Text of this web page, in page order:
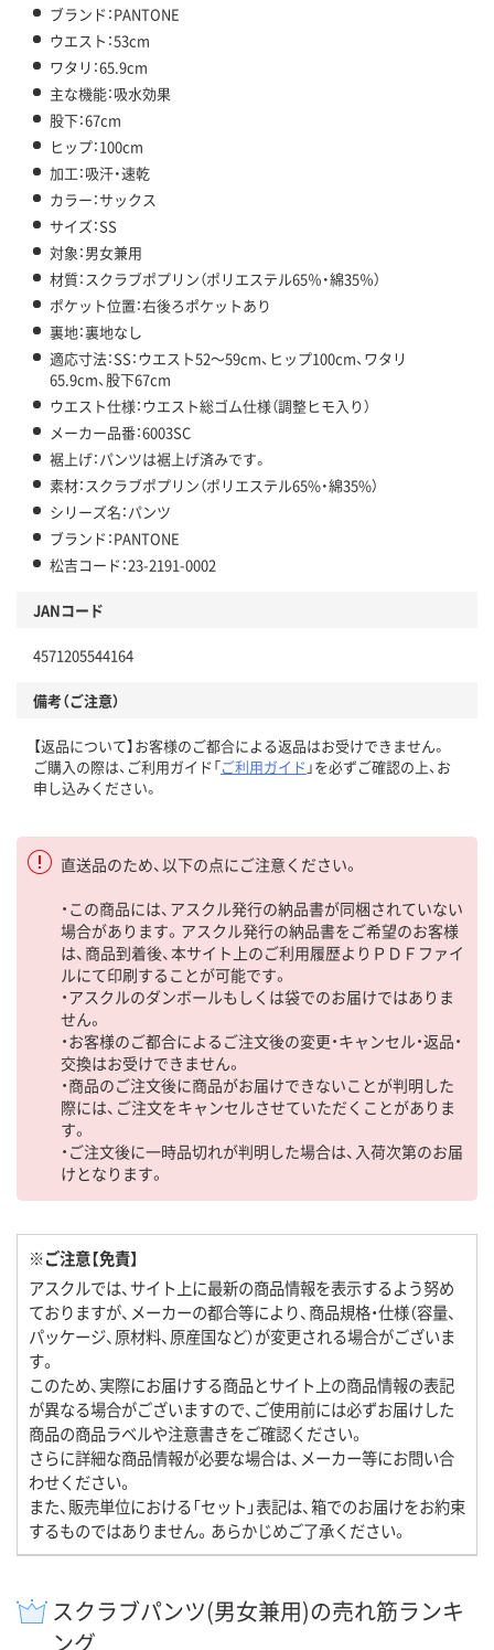
ブランド：PANTONE
ウエスト：53cm
ワタリ：65.9cm
主な機能：吸水効果
股下：67cm
ヒップ：100cm
加工：吸汗・速乾
カラー：サックス
サイズ：SS
対象：男女兼用
材質：スクラブポプリン（ポリエステル65％・綿35％）
ポケット位置：右後ろポケットあり
裏地：裏地なし
適応寸法：SS：ウエスト52～59cm、ヒップ100cm、ワタリ
65.9cm、股下67cm
ウエスト仕様：ウエスト総ゴム仕様（調整ヒモ入り）
メーカー品番：6003SC
裾上げ：パンツは裾上げ済みです。
素材：スクラブポプリン（ポリエステル65%・綿35%）
シリーズ名：パンツ
ブランド：PANTONE
松吉コード：23-2191-0002
JANコード
4571205544164
備考（ご注意）
【返品について】お客様のご都合による返品はお受けできません。
ご購入の際は、ご利用ガイド「ご利用ガイド 」を必ずご確認の上、お
申し込みください。
直送品のため、以下の点にご注意ください。
・この商品には、アスクル発行の納品書が同梱されていない
場合があります。アスクル発行の納品書をご希望のお客様
は、商品到着後、本サイト上のご利用履歴よりＰＤＦファイ
ルにて印刷することが可能です。
・アスクルのダンボールもしくは袋でのお届けではありま
せん。
・お客様のご都合によるご注文後の変更・キャンセル・返品・
交換はお受けできません。
・商品のご注文後に商品がお届けできないことが判明した
際には、ご注文をキャンセルさせていただくことがありま
す。
・ご注文後に一時品切れが判明した場合は、入荷次第のお届
けとなります。
※ご注意【免責】
アスクルでは、サイト上に最新の商品情報を表示するよう努め
ておりますが、メーカーの都合等により、商品規格・仕様（容量、
パッケージ、原材料、原産国など）が変更される場合がございま
す。
このため、実際にお届けする商品とサイト上の商品情報の表記
が異なる場合がございますので、ご使用前には必ずお届けした
商品の商品ラベルや注意書きをご確認ください。
さらに詳細な商品情報が必要な場合は、メーカー等にお問い合
わせください。
また、販売単位における「セット」表記は、箱でのお届けをお約束
するものではありません。あらかじめご了承ください。
スクラブパンツ(男女兼用)の売れ筋ランキ
ング